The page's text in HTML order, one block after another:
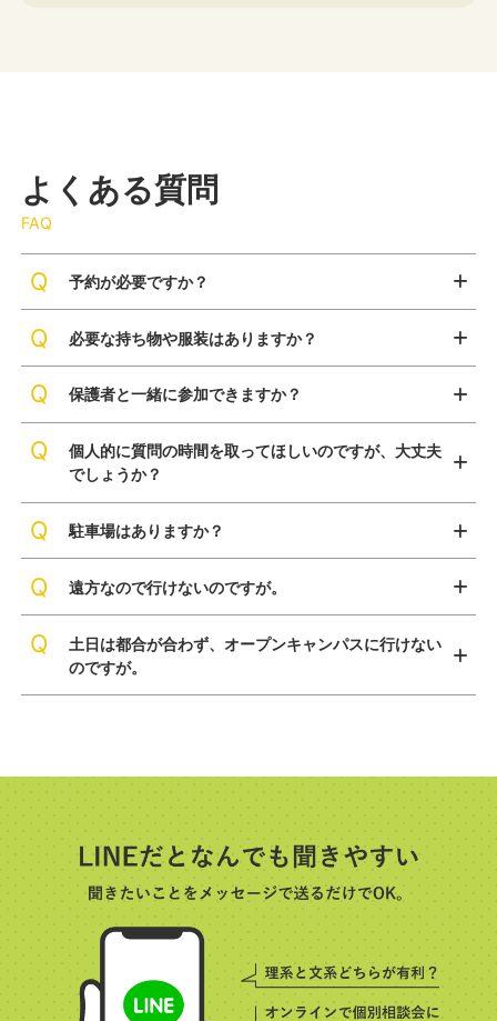
よくある質問
FAQ
予約が必要ですか？
必要な持ち物や服装はありますか？
保護者と一緒に参加できますか？
個人的に質問の時間を取ってほしいのですが、大丈夫
でしょうか？
駐車場はありますか？
遠方なので行けないのですが。
土日は都合が合わず、オープンキャンパスに行けない
のですが。